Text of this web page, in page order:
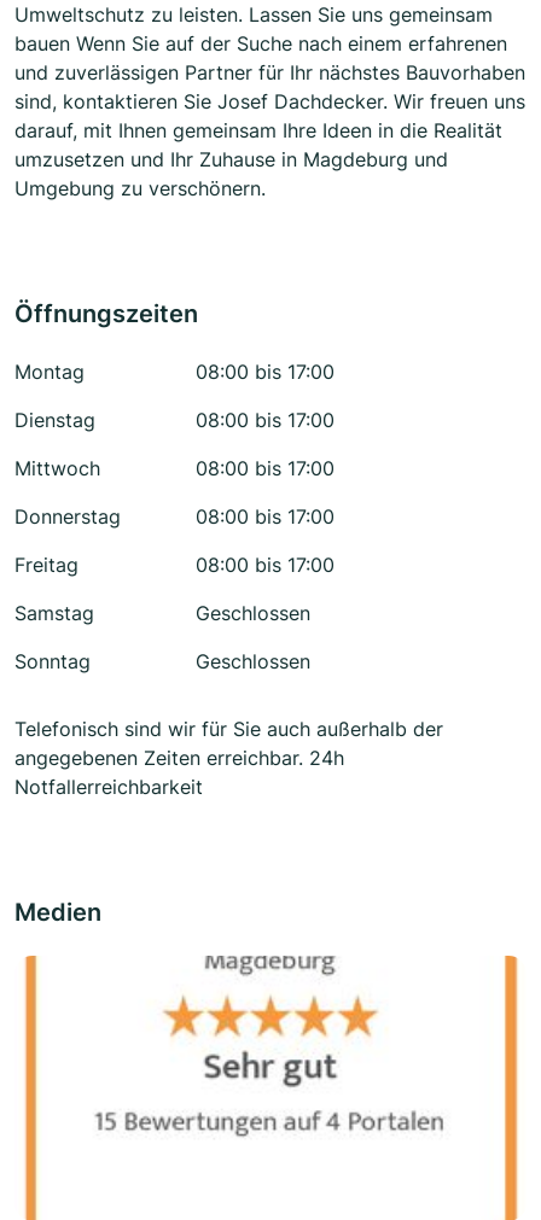
Umweltschutz zu leisten. Lassen Sie uns gemeinsam
bauen Wenn Sie auf der Suche nach einem erfahrenen
und zuverlässigen Partner für Ihr nächstes Bauvorhaben
sind, kontaktieren Sie Josef Dachdecker. Wir freuen uns
darauf, mit Ihnen gemeinsam Ihre Ideen in die Realität
umzusetzen und Ihr Zuhause in Magdeburg und
Umgebung zu verschönern.
Öffnungszeiten
Montag
08:00 bis 17:00
Dienstag
08:00 bis 17:00
Mittwoch
08:00 bis 17:00
Donnerstag
08:00 bis 17:00
Freitag
08:00 bis 17:00
Samstag
Geschlossen
Sonntag
Geschlossen
Telefonisch sind wir für Sie auch außerhalb der
angegebenen Zeiten erreichbar. 24h
Notfallerreichbarkeit
Medien